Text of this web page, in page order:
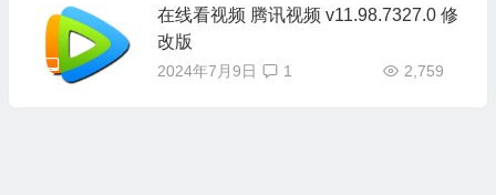
在线看视频 腾讯视频 v11.98.7327.0 修
改版
2024年7月9日 2,759
1